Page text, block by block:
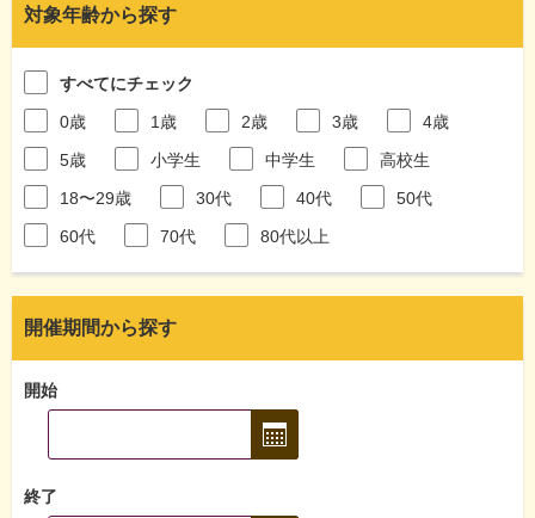
対象年齢から探す
すべてにチェック
0歳
1歳 2歳 3歳
4歳
5歳
小学生 中学生
高校生
18〜29歳
30代 40代
50代
60代
70代 80代以上
開催期間から探す
開始
終了